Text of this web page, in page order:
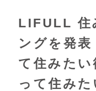
LIFULL 住
ングを発表
て住みた
って住み